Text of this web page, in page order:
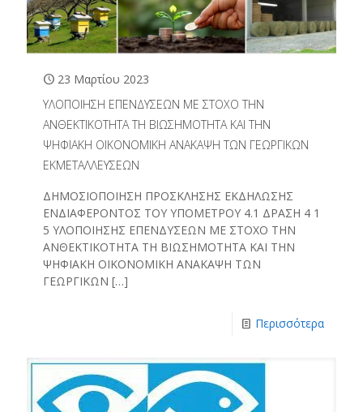
23 Μαρτίου 2023
ΥΛΟΠΟΙΗΣΗ ΕΠΕΝΔΥΣΕΩΝ ΜΕ ΣΤΟΧΟ ΤΗΝ
ΑΝΘΕΚΤΙΚΟΤΗΤΑ ΤΗ ΒΙΩΣΗΜΟΤΗΤΑ ΚΑΙ ΤΗΝ
ΨΗΦΙΑΚΗ ΟΙΚΟΝΟΜΙΚΗ ΑΝΑΚΑΨΗ ΤΩΝ ΓΕΩΡΓΙΚΩΝ
ΕΚΜΕΤΑΛΛΕΥΣΕΩΝ
ΔΗΜΟΣΙΟΠΟΙΗΣΗ ΠΡΟΣΚΛΗΣΗΣ ΕΚΔΗΛΩΣΗΣ
ΕΝΔΙΑΦΕΡΟΝΤΟΣ ΤΟΥ ΥΠΟΜΕΤΡΟΥ 4.1 ΔΡΑΣΗ 4 1
5 ΥΛΟΠΟΙΗΣΗΣ ΕΠΕΝΔΥΣΕΩΝ ΜΕ ΣΤΟΧΟ ΤΗΝ
ΑΝΘΕΚΤΙΚΟΤΗΤΑ ΤΗ ΒΙΩΣΗΜΟΤΗΤΑ ΚΑΙ ΤΗΝ
ΨΗΦΙΑΚΗ ΟΙΚΟΝΟΜΙΚΗ ΑΝΑΚΑΨΗ ΤΩΝ
ΓΕΩΡΓΙΚΩΝ […]
Περισσότερα